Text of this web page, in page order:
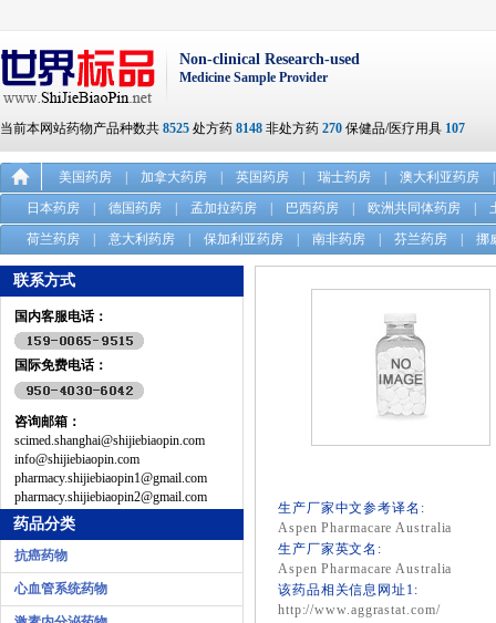
Non-clinical Research-used
Medicine Sample Provider
当前本网站药物产品种数共 8525 处方药 8148 非处方药 270 保健品/医疗用具 107
美国药房 加拿大药房 英国药房 瑞士药房 澳大利亚药房
日本药房
德国药房 孟加拉药房 巴西药房 欧洲共同体药房
荷兰药房
意大利药房 保加利亚药房 南非药房 芬兰药房 挪
联系方式
国内客服电话：
国际免费电话：
咨询邮箱：
scimed.shanghai@shijiebiaopin.com
info@shijiebiaopin.com
pharmacy.shijiebiaopin1@gmail.com
pharmacy.shijiebiaopin2@gmail.com
药品分类
抗癌药物
心血管系统药物
生产厂家中文参考译名:
Aspen Pharmacare Australia
生产厂家英文名:
Aspen Pharmacare Australia
该药品相关信息网址1:
http://www.aggrastat.com/